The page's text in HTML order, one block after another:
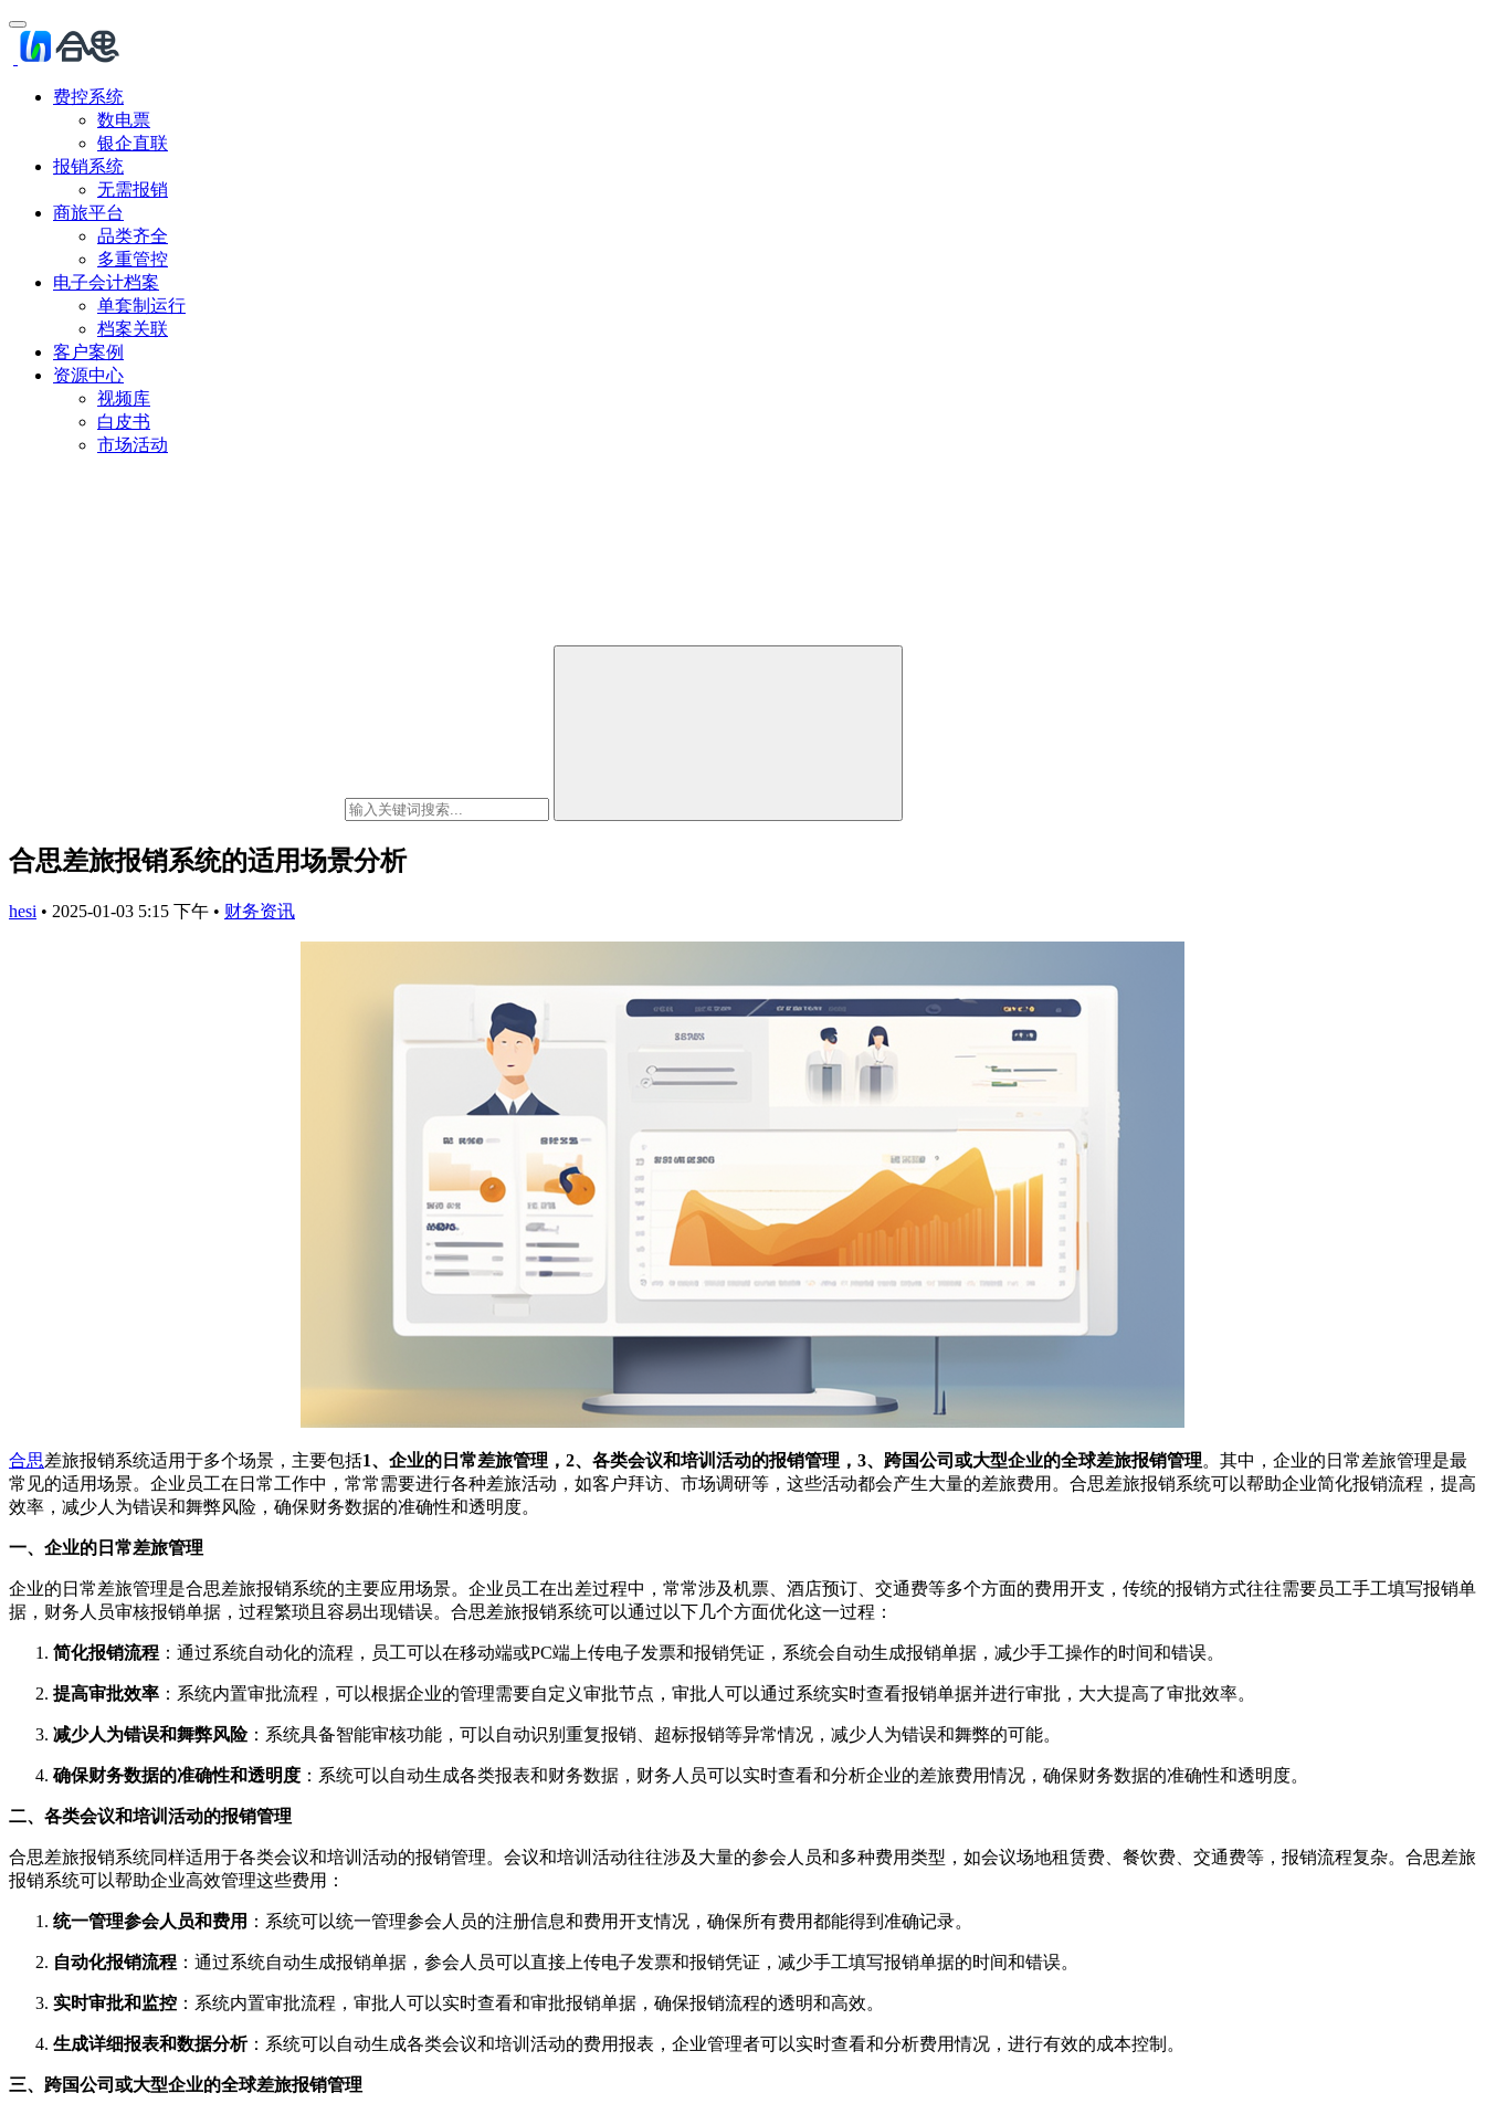
费控系统
数电票
银企直联
报销系统
无需报销
商旅平台
品类齐全
多重管控
电子会计档案
单套制运行
档案关联
客户案例
资源中心
视频库
白皮书
市场活动
合思差旅报销系统的适用场景分析
hesi • 2025-01-03 5:15 下午 • 财务资讯
合思差旅报销系统适用于多个场景，主要包括1、企业的日常差旅管理，2、各类会议和培训活动的报销管理，3、跨国公司或大型企业的全球差旅报销管理。其中，企业的日常差旅管理是最
常见的适用场景。企业员工在日常工作中，常常需要进行各种差旅活动，如客户拜访、市场调研等，这些活动都会产生大量的差旅费用。合思差旅报销系统可以帮助企业简化报销流程，提高
效率，减少人为错误和舞弊风险，确保财务数据的准确性和透明度。
一、企业的日常差旅管理
企业的日常差旅管理是合思差旅报销系统的主要应用场景。企业员工在出差过程中，常常涉及机票、酒店预订、交通费等多个方面的费用开支，传统的报销方式往往需要员工手工填写报销单
据，财务人员审核报销单据，过程繁琐且容易出现错误。合思差旅报销系统可以通过以下几个方面优化这一过程：
简化报销流程 ：通过系统自动化的流程，员工可以在移动端或PC端上传电子发票和报销凭证，系统会自动生成报销单据，减少手工操作的时间和错误。
提高审批效率 ：系统内置审批流程，可以根据企业的管理需要自定义审批节点，审批人可以通过系统实时查看报销单据并进行审批，大大提高了审批效率。
减少人为错误和舞弊风险：系统具备智能审核功能，可以自动识别重复报销、超标报销等异常情况，减少人为错误和舞弊的可能。
确保财务数据的准确性和透明度 ：系统可以自动生成各类报表和财务数据，财务人员可以实时查看和分析企业的差旅费用情况，确保财务数据的准确性和透明度。
二、各类会议和培训活动的报销管理
合思差旅报销系统同样适用于各类会议和培训活动的报销管理。会议和培训活动往往涉及大量的参会人员和多种费用类型，如会议场地租赁费、餐饮费、交通费等，报销流程复杂。合思差旅
报销系统可以帮助企业高效管理这些费用：
统一管理参会人员和费用 ：系统可以统一管理参会人员的注册信息和费用开支情况，确保所有费用都能得到准确记录。
自动化报销流程 ：通过系统自动生成报销单据，参会人员可以直接上传电子发票和报销凭证，减少手工填写报销单据的时间和错误。
实时审批和监控 ：系统内置审批流程，审批人可以实时查看和审批报销单据，确保报销流程的透明和高效。
生成详细报表和数据分析：系统可以自动生成各类会议和培训活动的费用报表，企业管理者可以实时查看和分析费用情况，进行有效的成本控制。
三、跨国公司或大型企业的全球差旅报销管理